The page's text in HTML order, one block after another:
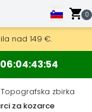
0
nad 149 €.
in dekoracije.
06 04 43 52
Topografska zbirka
za kozarce